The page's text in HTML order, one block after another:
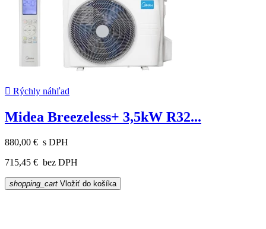
 Rýchly náhľad
Midea Breezeless+ 3,5kW R32...
880,00 € s DPH
715,45 € bez DPH
shopping_cart Vložiť do košíka